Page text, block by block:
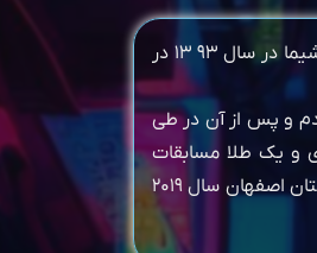
متولد ۲ فروردین ماه ۱۳۸۰ فعالیت خود را در رشته کیوکوشین _ کاراته ماتسوشیما در سال ۹۳ ۱۳ در
کردم و پس از آن در طی
استانی و ۷ طلا و ۲ نقر و ۳ برنز کشوری و یک طلا مسابقات
اسیایی کیوکوشین ساکاموتو در سال ۲۰۱۸و مقام اول مسابقات خاورمیانه در استان اصفهان سال ۲۰۱۹